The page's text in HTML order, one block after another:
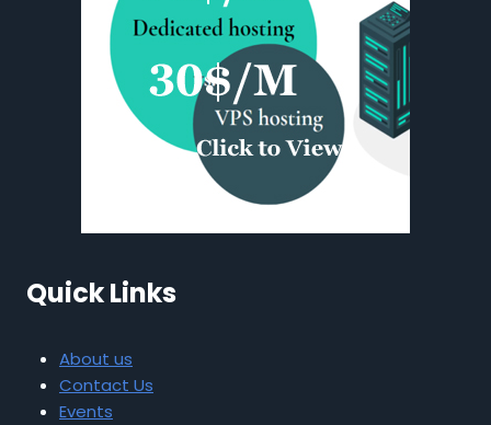
Quick Links
About us
Contact Us
Events